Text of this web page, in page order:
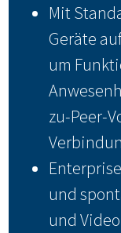
Mit
Geräte
um
zu-Peer-
und
und